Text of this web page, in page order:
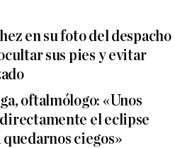
en su foto del despacho
sus pies y evitar
oftalmólogo: «Unos
el eclipse
ciegos»